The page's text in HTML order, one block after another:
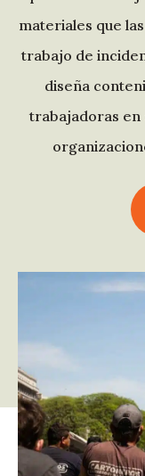
materiales que
trabajo de
diseña
trabajadoras en